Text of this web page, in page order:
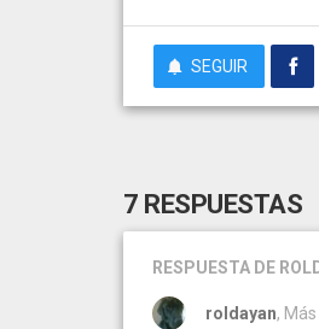
SEGUIR
7 RESPUESTAS
RESPUESTA DE
roldayan,